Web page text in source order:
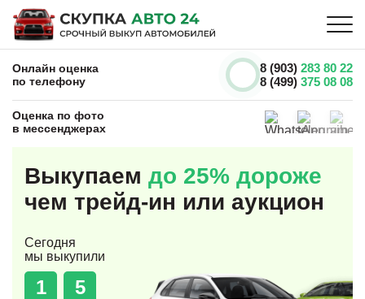
Онлайн оценка
по телефону
8 (903) 283 80 22
8 (499) 375 08 08
Оценка по фото
в мессенджерах
Выкупаем до 25% дороже
чем трейд-ин или аукцион
Сегодня
мы выкупили
1 5